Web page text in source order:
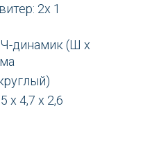
2x 1
динамик (Ш x
4,7 х 2,6